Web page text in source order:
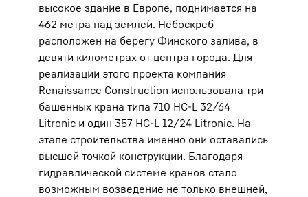
высокое здание в Европе, поднимается на
462 метра над землей. Небоскреб
расположен на берегу Финского залива, в
девяти километрах от центра города. Для
реализации этого проекта компания
Renaissance Construction использовала три
башенных крана типа 710 HC-L 32/64
Litronic и один 357 HC-L 12/24 Litronic. На
этапе строительства именно они оставались
высшей точкой конструкции. Благодаря
гидравлической системе кранов стало
возможным возведение не только внешней,